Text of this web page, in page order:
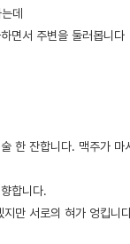
데
면서 주변을 둘러봅니다
한 잔합니다. 맥주가
합니다.
만 서로의 혀가 엉킵니